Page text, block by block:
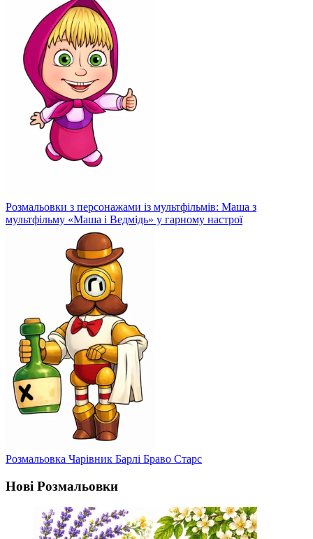
Розмальовки з персонажами із мультфільмів: Маша з
мультфільму «Маша і Ведмідь» у гарному настрої
Розмальовка Чарівник Барлі Браво Старс
Нові Розмальовки